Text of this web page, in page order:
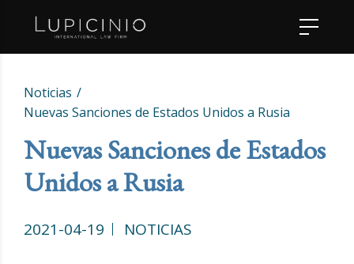
Noticias
Nuevas Sanciones de Estados Unidos a Rusia
Nuevas Sanciones de Estados
Unidos a Rusia
2021-04-19 NOTICIAS